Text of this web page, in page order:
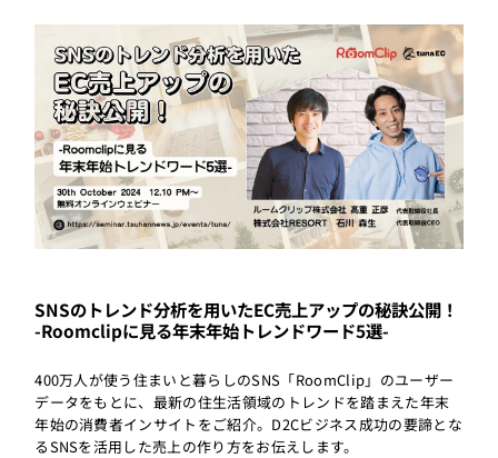
SNSのトレンド分析を用いたEC売上アップの秘訣公開！
-Roomclipに見る年末年始トレンドワード5選-
400万人が使う住まいと暮らしのSNS「RoomClip」のユーザー
データをもとに、最新の住生活領域のトレンドを踏まえた年末
年始の消費者インサイトをご紹介。D2Cビジネス成功の要諦とな
るSNSを活用した売上の作り方をお伝えします。